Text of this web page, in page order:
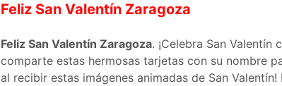
Feliz San Valentín Zaragoza
Feliz San Valentín Zaragoza. ¡Celebra San
comparte estas hermosas tarjetas con su nombre
al recibir estas imágenes animadas de San